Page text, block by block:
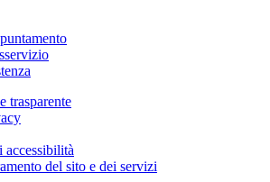
trasparente
del sito e dei servizi